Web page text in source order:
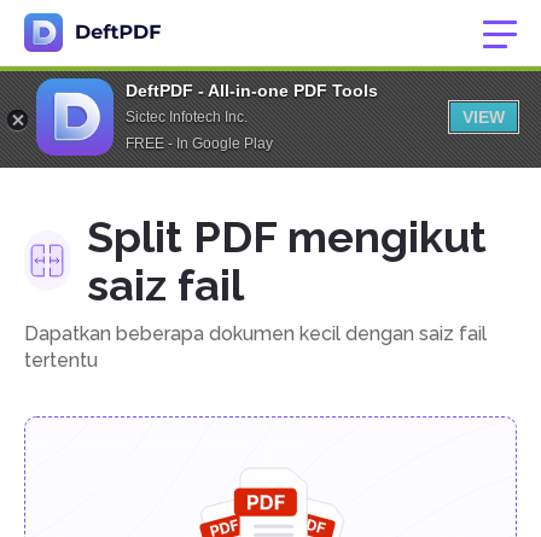
DeftPDF - All-in-one PDF Tools
Sictec Infotech Inc.
FREE - In Google Play
VIEW
Split PDF mengikut
saiz fail
Dapatkan beberapa dokumen kecil dengan saiz fail
tertentu